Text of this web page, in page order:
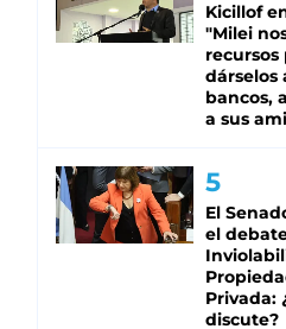
Kicillof
"Milei
recursos
dárselos
bancos,
a sus
El
el
Privada:
discute?